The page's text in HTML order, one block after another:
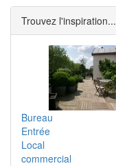
Trouvez l'inspiration...
Bureau
Entrée
Local
commercial